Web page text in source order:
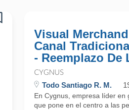
Visual
Canal
- Reemplazo De
CYGNUS
Todo Santiago R. M.
En Cygnus, empresa líder
que pone en el centro a las